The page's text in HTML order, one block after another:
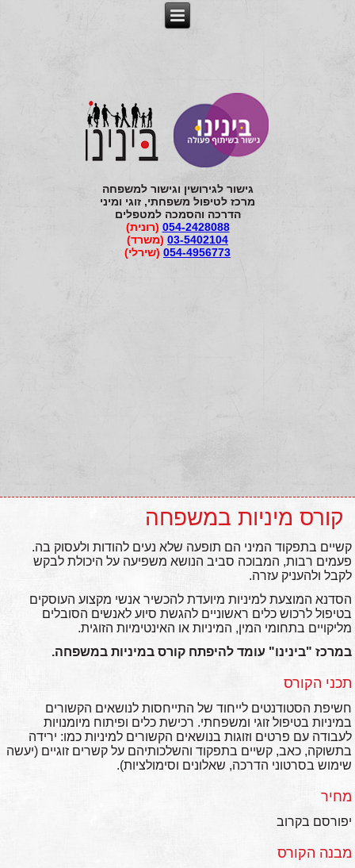
גישור לגירושין וגישור למשפחה
מרכז לטיפול משפחתי, זוגי ומיני
הדרכה והסמכה למטפלים
054-2428088 (רונית)
03-5402104 (משרד)
054-4956773 (שירלי)
קורס מיניות במשפחה
קשיים בתפקוד המיני הם תופעה שלא נעים להודות ולעסוק בה.
פעמים רבות, המבוכה סביב הנושא משפיעה על היכולת לבקש
לקבל ולהעניק עזרה.
הסדנא המוצעת למיניות מיועדת להכשיר אנשי מקצוע העוסקים
בטיפול לרכוש כלים ראשוניים להגשת סיוע לאנשים הסובלים
מליקויים בתחומי המין, המיניות או האינטימיות הזוגית.
במרכז "בינינו" עומד להיפתח קורס במיניות במשפחה.
תכני הקורס
חשיפת הסטודנטים לייחוד של התייחסות לנושאים הקשורים
במיניות בטיפול זוגי ומשפחתי. רכישת כלים ופיתוח מיומנויות
לעבודה עם פרטים וזוגות בנושאים הקשורים למיניות כמו: ירידה
בתשוקה, כאב, קשיים בתפקוד והשלכותיהם על קשרים זוגיים (יעשה
שימוש בסרטוני הדרכה, שאלונים וסימולציות).
מחיר
יפורסם בקרוב
מבנה הקורס